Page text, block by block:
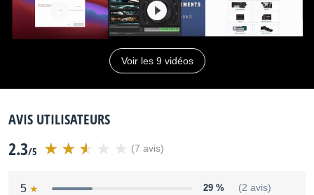
Voir les 9 vidéos
AVIS UTILISATEURS
2.3/5 (7 avis)
5 29 % (2 avis)